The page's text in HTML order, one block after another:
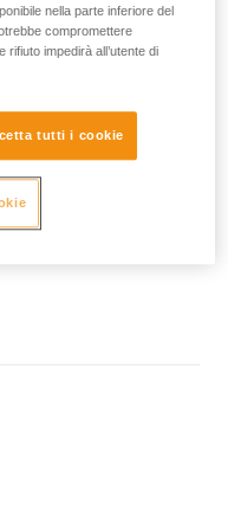
nella parte inferiore del
compromettere
rifiuto impedirà all’utente di
tutti i cookie